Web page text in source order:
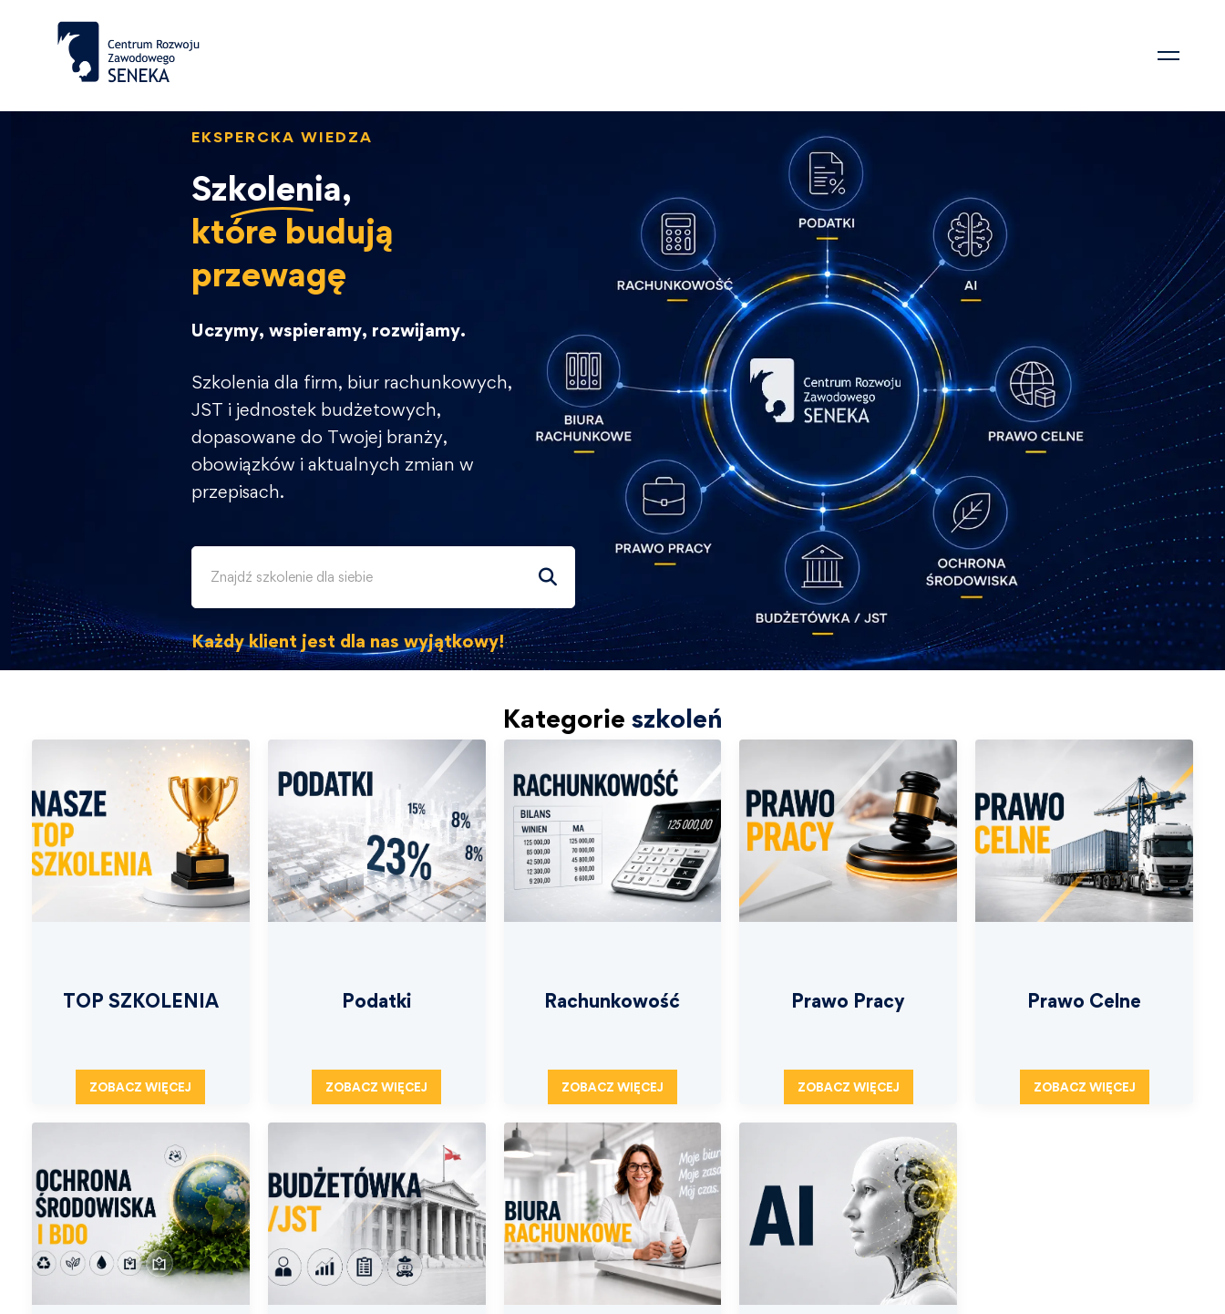
EKSPERCKA WIEDZA
Szkolenia,
które budują
przewagę
Uczymy, wspieramy, rozwijamy.
Szkolenia dla firm, biur rachunkowych,
JST i jednostek budżetowych,
dopasowane do Twojej branży,
obowiązków i aktualnych zmian w
przepisach.
Każdy klient jest dla nas wyjątkowy!
Kategorie szkoleń
TOP SZKOLENIA
ZOBACZ WIĘCEJ
Podatki
ZOBACZ WIĘCEJ
Rachunkowość
ZOBACZ WIĘCEJ
Prawo Pracy
ZOBACZ WIĘCEJ
Prawo Celne
ZOBACZ WIĘCEJ